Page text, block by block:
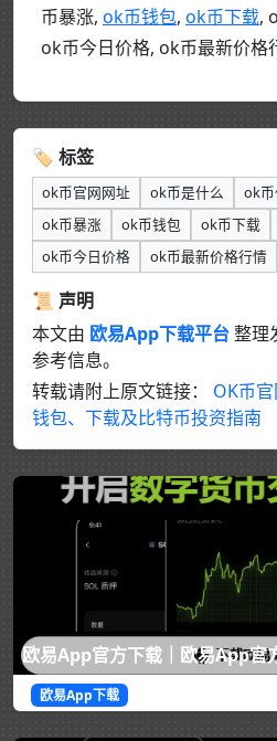
币暴涨, ok币钱包, ok币下载,
ok币今日价格, ok币最新价格
🏷 标签
ok币官网网址 ok币是什么 ok
ok币暴涨
ok币钱包 ok币下载
ok币今日价格
ok币最新价格行情
📜 声明
本文由 欧易App下载平台整理
参考信息。
转载请附上原文链接： OK币官
钱包、下载及比特币投资指南
欧易App下载